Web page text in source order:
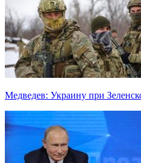
Медведев: Украину при